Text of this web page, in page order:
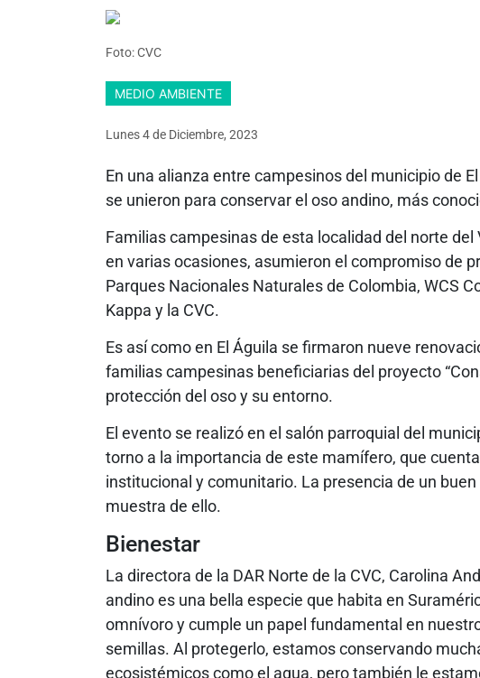
Foto: CVC
MEDIO AMBIENTE
Lunes 4de Diciembre, 2023
En una alianza entre campesinos del municipio de
se unieron para conservar el oso andino, más
Familias campesinas de esta localidad del norte
en varias ocasiones, asumieron el compromiso de
Parques Nacionales Naturales de Colombia, WCS
Kappa y la CVC.
Es así como en El Águila se firmaron nueve
familias campesinas beneficiarias del proyecto
protección del oso y su entorno.
El evento se realizó en el salón parroquial del
torno a la importancia de este mamífero, que
institucional y comunitario. La presencia de un
muestra de ello.
Bienestar
La directora de la DAR Norte de la CVC, Carolina
andino es una bella especie que habita en
omnívoro y cumple un papel fundamental en
semillas. Al protegerlo, estamos conservando
ecosistémicos como el agua, pero también le